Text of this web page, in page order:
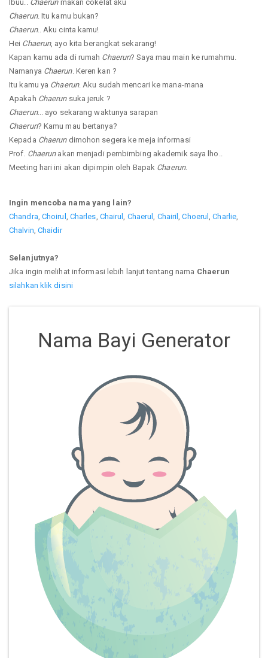
Ibuu.. Chaerunmakan cokelat aku
Chaerun. Itu kamu bukan?
Chaerun.. Aku cinta kamu!
Hei Chaerun, ayo kita berangkat sekarang!
Kapan kamu ada di rumah Chaerun? Saya mau main ke rumahmu.
Namanya Chaerun. Keren kan ?
Itu kamu ya Chaerun. Aku sudah mencari ke mana-mana
Apakah Chaerunsuka jeruk ?
Chaerun... ayo sekarang waktunya sarapan
Chaerun? Kamu mau bertanya?
Kepada Chaerundimohon segera ke meja informasi
Prof. Chaerunakan menjadi pembimbing akademik saya lho..
Meeting hari ini akan dipimpin oleh Bapak Chaerun.
Ingin mencoba nama yang lain?
Chandra Choirul Charles Chairul Chaerul Chairil ,Choerul ,Charlie
Chalvin Chaidir
Selanjutnya?
Jika ingin melihat informasi lebih lanjut tentang nama Chaerun
silahkan klik disini
Nama Bayi Generator